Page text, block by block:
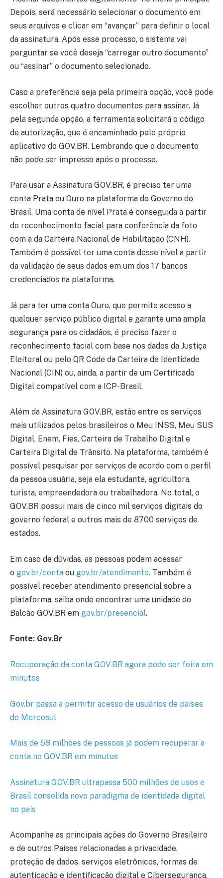
Depois, será necessário selecionar o documento em
seus arquivos e clicar em “avançar” para definir o local
da assinatura. Após esse processo, o sistema vai
perguntar se você deseja “carregar outro documento”
ou “assinar” o documento selecionado.
Caso a preferência seja pela primeira opção, você pode
escolher outros quatro documentos para assinar. Já
pela segunda opção, a ferramenta solicitará o código
de autorização, que é encaminhado pelo próprio
aplicativo do GOV.BR. Lembrando que o documento
não pode ser impresso após o processo.
Para usar a Assinatura GOV.BR, é preciso ter uma
conta Prata ou Ouro na plataforma do Governo do
Brasil. Uma conta de nível Prata é conseguida a partir
do reconhecimento facial para conferência da foto
com a da Carteira Nacional de Habilitação (CNH).
Também é possível ter uma conta desse nível a partir
da validação de seus dados em um dos 17 bancos
credenciados na plataforma.
Já para ter uma conta Ouro, que permite acesso a
qualquer serviço público digital e garante uma ampla
segurança para os cidadãos, é preciso fazer o
reconhecimento facial com base nos dados da Justiça
Eleitoral ou pelo QR Code da Carteira de Identidade
Nacional (CIN) ou, ainda, a partir de um Certificado
Digital compatível com a ICP-Brasil.
Além da Assinatura GOV.BR, estão entre os serviços
mais utilizados pelos brasileiros o Meu INSS, Meu SUS
Digital, Enem, Fies, Carteira de Trabalho Digital e
Carteira Digital de Trânsito. Na plataforma, também é
possível pesquisar por serviços de acordo com o perfil
da pessoa usuária, seja ela estudante, agricultora,
turista, empreendedora ou trabalhadora. No total, o
GOV.BR possui mais de cinco mil serviços digitais do
governo federal e outros mais de 8700 serviços de
estados.
Em caso de dúvidas, as pessoas podem acessar
o gov.br/conta ou gov.br/atendimento. Também é
possível receber atendimento presencial sobre a
plataforma, saiba onde encontrar uma unidade do
Balcão GOV.BR em gov.br/presencial.
Fonte: Gov.Br
Recuperação da conta GOV.BR agora pode ser feita em
minutos
Gov.br passa a permitir acesso de usuários de países
do Mercosul
Mais de 58 milhões de pessoas já podem recuperar a
conta no GOV.BR em minutos
Assinatura GOV.BR ultrapassa 500 milhões de usos e
Brasil consolida novo paradigma de identidade digital
no país
Acompanhe as principais ações do Governo Brasileiro
e de outros Países relacionadas a privacidade,
proteção de dados, serviços eletrônicos, formas de
autenticação e identificação digital e Cibersegurança.